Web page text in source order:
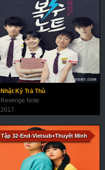
Nhật Ký Trả Thù
Revenge Note
2017
Tập 32-End-Vietsub+Thuyết Minh